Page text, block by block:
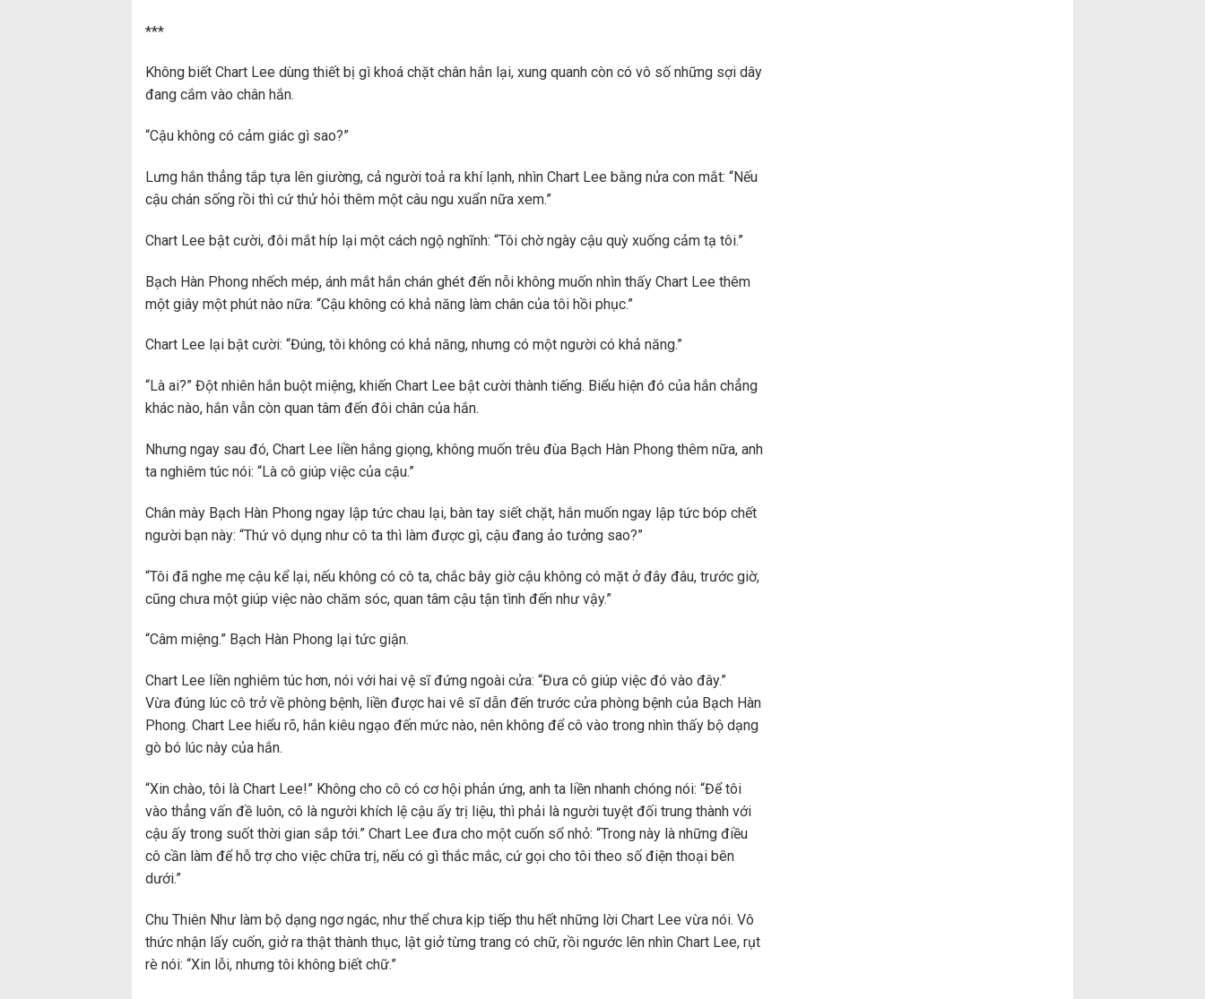
***
Không biết Chart Lee dùng thiết bị gì khoá chặt chân hắn lại, xung quanh còn có vô số những sợi dây
đang cắm vào chân hắn.
“Cậu không có cảm giác gì sao?”
Lưng hắn thẳng tắp tựa lên giường, cả người toả ra khí lạnh, nhìn Chart Lee bằng nửa con mắt: “Nếu
cậu chán sống rồi thì cứ thử hỏi thêm một câu ngu xuẩn nữa xem.”
Chart Lee bật cười, đôi mắt híp lại một cách ngộ nghĩnh: “Tôi chờ ngày cậu quỳ xuống cảm tạ tôi.”
Bạch Hàn Phong nhếch mép, ánh mắt hắn chán ghét đến nỗi không muốn nhìn thấy Chart Lee thêm
một giây một phút nào nữa: “Cậu không có khả năng làm chân của tôi hồi phục.”
Chart Lee lại bật cười: “Đúng, tôi không có khả năng, nhưng có một người có khả năng.”
“Là ai?” Đột nhiên hắn buột miệng, khiến Chart Lee bật cười thành tiếng. Biểu hiện đó của hắn chẳng
khác nào, hắn vẫn còn quan tâm đến đôi chân của hắn.
Nhưng ngay sau đó, Chart Lee liền hắng giọng, không muốn trêu đùa Bạch Hàn Phong thêm nữa, anh
ta nghiêm túc nói: “Là cô giúp việc của cậu.”
Chân mày Bạch Hàn Phong ngay lập tức chau lại, bàn tay siết chặt, hắn muốn ngay lập tức bóp chết
người bạn này: “Thứ vô dụng như cô ta thì làm được gì, cậu đang ảo tưởng sao?”
“Tôi đã nghe mẹ cậu kể lại, nếu không có cô ta, chắc bây giờ cậu không có mặt ở đây đâu, trước giờ,
cũng chưa một giúp việc nào chăm sóc, quan tâm cậu tận tình đến như vậy.”
“Câm miệng.” Bạch Hàn Phong lại tức giận.
Chart Lee liền nghiêm túc hơn, nói với hai vệ sĩ đứng ngoài cửa: “Đưa cô giúp việc đó vào đây.”
Vừa đúng lúc cô trở về phòng bệnh, liền được hai vê sĩ dẫn đến trước cửa phòng bệnh của Bạch Hàn
Phong. Chart Lee hiểu rõ, hắn kiêu ngạo đến mức nào, nên không để cô vào trong nhìn thấy bộ dạng
gò bó lúc này của hắn.
“Xin chào, tôi là Chart Lee!” Không cho cô có cơ hội phản ứng, anh ta liền nhanh chóng nói: “Để tôi
vào thẳng vấn đề luôn, cô là người khích lệ cậu ấy trị liệu, thì phải là người tuyệt đối trung thành với
cậu ấy trong suốt thời gian sắp tới.” Chart Lee đưa cho một cuốn sổ nhỏ: “Trong này là những điều
cô cần làm để hỗ trợ cho việc chữa trị, nếu có gì thắc mắc, cứ gọi cho tôi theo số điện thoại bên
dưới.”
Chu Thiên Như làm bộ dạng ngơ ngác, như thể chưa kịp tiếp thu hết những lời Chart Lee vừa nói. Vô
thức nhận lấy cuốn, giở ra thật thành thục, lật giở từng trang có chữ, rồi ngước lên nhìn Chart Lee, rụt
rè nói: “Xin lỗi, nhưng tôi không biết chữ.”